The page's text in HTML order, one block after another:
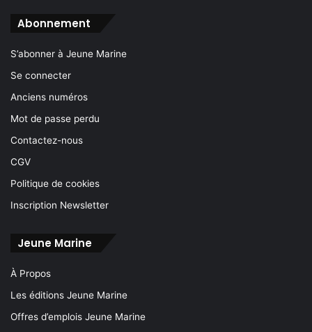
Abonnement
S’abonner à Jeune Marine
Se connecter
Anciens numéros
Mot de passe perdu
Contactez-nous
CGV
Politique de cookies
Inscription Newsletter
Jeune Marine
À Propos
Les éditions Jeune Marine
Offres d’emplois Jeune Marine